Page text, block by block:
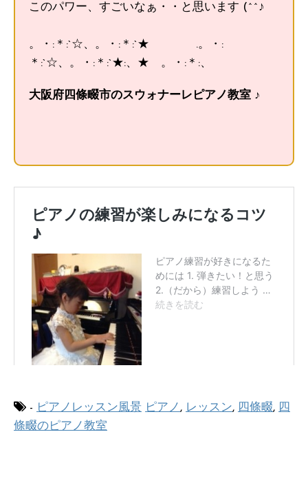
このパワー、すごいなぁ・・と思います (^^♪
。・:＊:`☆、。・:＊:`★ .。・:
＊:`☆、。・:＊:`★:、★ 。・:＊:、
大阪府四條畷市のスウォナーレピアノ教室 ♪
- ピアノレッスン風景 ピアノ , レッスン, 四條畷, 四
條畷のピアノ教室